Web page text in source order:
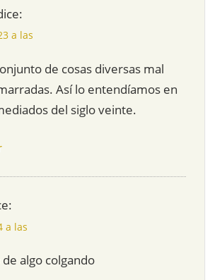
a las
de cosas diversas mal
Así lo entendíamos en
del siglo veinte.
a las
algo colgando